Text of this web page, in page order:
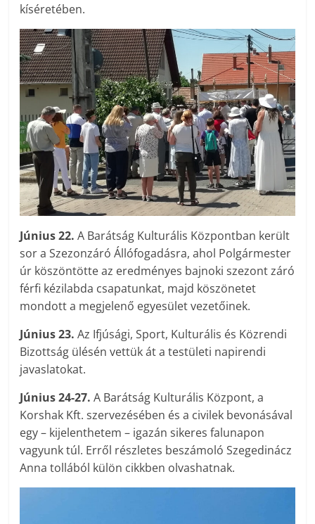
kíséretében.
Június 22. A Barátság Kulturális Központban került
sor a Szezonzáró Állófogadásra, ahol Polgármester
úr köszöntötte az eredményes bajnoki szezont záró
férfi kézilabda csapatunkat, majd köszönetet
mondott a megjelenő egyesület vezetőinek.
Június 23. Az Ifjúsági, Sport, Kulturális és Közrendi
Bizottság ülésén vettük át a testületi napirendi
javaslatokat.
Június 24-27.A Barátság Kulturális Központ, a
Korshak Kft. szervezésében és a civilek bevonásával
egy – kijelenthetem – igazán sikeres falunapon
vagyunk túl. Erről részletes beszámoló Szegedinácz
Anna tollából külön cikkben olvashatnak.